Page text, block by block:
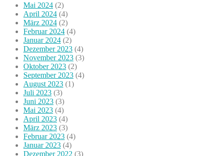
Mai 2024 (2)
April 2024 (4)
März 2024 (2)
Februar 2024 (4)
Januar 2024 (2)
Dezember 2023 (4)
November 2023 (3)
Oktober 2023 (2)
September 2023 (4)
August 2023 (1)
Juli 2023 (3)
Juni 2023 (3)
Mai 2023 (4)
April 2023 (4)
März 2023 (3)
Februar 2023 (4)
Januar 2023 (4)
Dezember 2022 (3)